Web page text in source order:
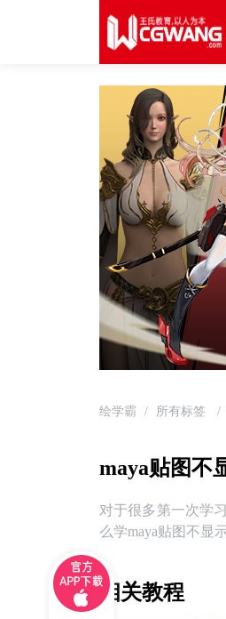
绘学霸 / 所有标签 /
maya贴图不
对于很多第一次学
么学maya贴图不显
相关教程